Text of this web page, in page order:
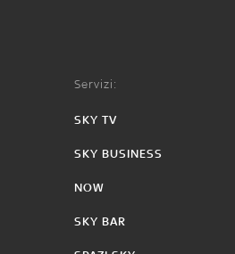
Servizi:
SKY TV
SKY BUSINESS
NOW
SKY BAR